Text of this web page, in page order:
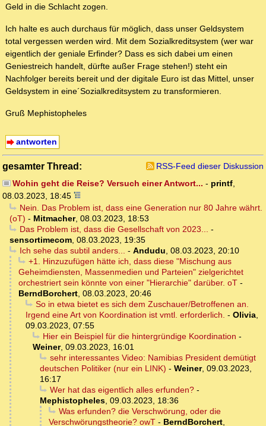
Geld in die Schlacht zogen.
Ich halte es auch durchaus für möglich, dass unser Geldsystem
total vergessen werden wird. Mit dem Sozialkreditsystem (wer war
eigentlich der geniale Erfinder? Dass es sich dabei um einen
Geniestreich handelt, dürfte außer Frage stehen!) steht ein
Nachfolger bereits bereit und der digitale Euro ist das Mittel, unser
Geldsystem in eine´Sozialkreditsystem zu transformieren.
Gruß Mephistopheles
antworten
gesamter Thread:
RSS-Feed dieser Diskussion
Wohin geht die Reise? Versuch einer Antwort... - printf,
08.03.2023, 18:45
Nein. Das Problem ist, dass eine Generation nur 80 Jahre währt.
(oT) - Mitmacher, 08.03.2023, 18:53
Das Problem ist, dass die Gesellschaft von 2023... -
sensortimecom, 08.03.2023, 19:35
Ich sehe das subtil anders... - Andudu, 08.03.2023, 20:10
+1. Hinzuzufügen hätte ich, dass diese "Mischung aus
Geheimdiensten, Massenmedien und Parteien" zielgerichtet
orchestriert sein könnte von einer "Hierarchie" darüber. oT -
BerndBorchert, 08.03.2023, 20:46
So in etwa bietet es sich dem Zuschauer/Betroffenen an.
Irgend eine Art von Koordination ist vmtl. erforderlich. - Olivia,
09.03.2023, 07:55
Hier ein Beispiel für die hintergründige Koordination -
Weiner, 09.03.2023, 16:01
sehr interessantes Video: Namibias President demütigt
deutschen Politiker (nur ein LINK) - Weiner, 09.03.2023,
16:17
Wer hat das eigentlich alles erfunden?-
Mephistopheles, 09.03.2023, 18:36
Was erfunden? die Verschwörung, oder die
Verschwörungstheorie? owT - BerndBorchert,